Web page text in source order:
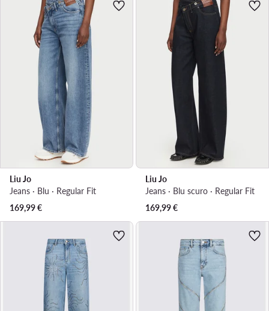
Liu Jo
Jeans · Blu · Regular Fit
169,99€
Liu Jo
Jeans · Blu scuro · Regular Fit
169,99€